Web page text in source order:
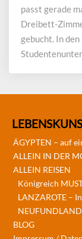
passt gerade
Dreibett-
gebucht. In
ÄGYPTEN – auf
ALLEIN IN DER
ALLEIN REISEN
Königreich
LANZAROTE –
NEUFUNDLAND
BLOG